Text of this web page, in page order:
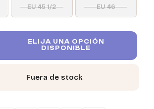
EU 45 1/2 EU 46
ELIJA UNA OPCIÓN
DISPONIBLE
Fuera de stock